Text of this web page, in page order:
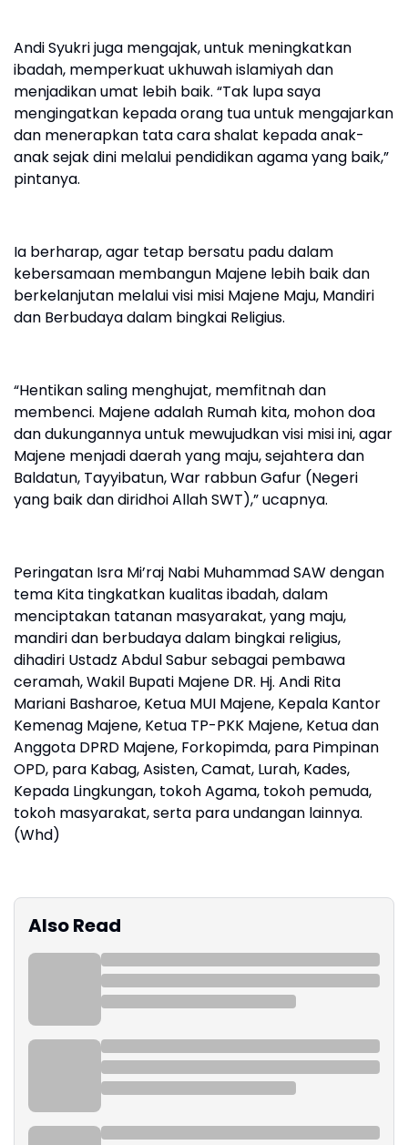
Andi Syukri juga mengajak, untuk meningkatkan
ibadah, memperkuat ukhuwah islamiyah dan
menjadikan umat lebih baik. “Tak lupa saya
mengingatkan kepada orang tua untuk mengajarkan
dan menerapkan tata cara shalat kepada anak-
anak sejak dini melalui pendidikan agama yang baik,”
pintanya.
Ia berharap, agar tetap bersatu padu dalam
kebersamaan membangun Majene lebih baik dan
berkelanjutan melalui visi misi Majene Maju, Mandiri
dan Berbudaya dalam bingkai Religius.
“Hentikan saling menghujat, memfitnah dan
membenci. Majene adalah Rumah kita, mohon doa
dan dukungannya untuk mewujudkan visi misi ini, agar
Majene menjadi daerah yang maju, sejahtera dan
Baldatun, Tayyibatun, War rabbun Gafur (Negeri
yang baik dan diridhoi Allah SWT),” ucapnya.
Peringatan Isra Mi’raj Nabi Muhammad SAW dengan
tema Kita tingkatkan kualitas ibadah, dalam
menciptakan tatanan masyarakat, yang maju,
mandiri dan berbudaya dalam bingkai religius,
dihadiri Ustadz Abdul Sabur sebagai pembawa
ceramah, Wakil Bupati Majene DR. Hj. Andi Rita
Mariani Basharoe, Ketua MUI Majene, Kepala Kantor
Kemenag Majene, Ketua TP-PKK Majene, Ketua dan
Anggota DPRD Majene, Forkopimda, para Pimpinan
OPD, para Kabag, Asisten, Camat, Lurah, Kades,
Kepada Lingkungan, tokoh Agama, tokoh pemuda,
tokoh masyarakat, serta para undangan lainnya.
(Whd)
Also Read